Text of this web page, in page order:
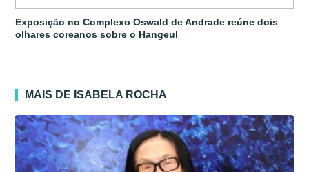
Exposição no Complexo Oswald de Andrade reúne dois
olhares coreanos sobre o Hangeul
MAIS DE ISABELA ROCHA